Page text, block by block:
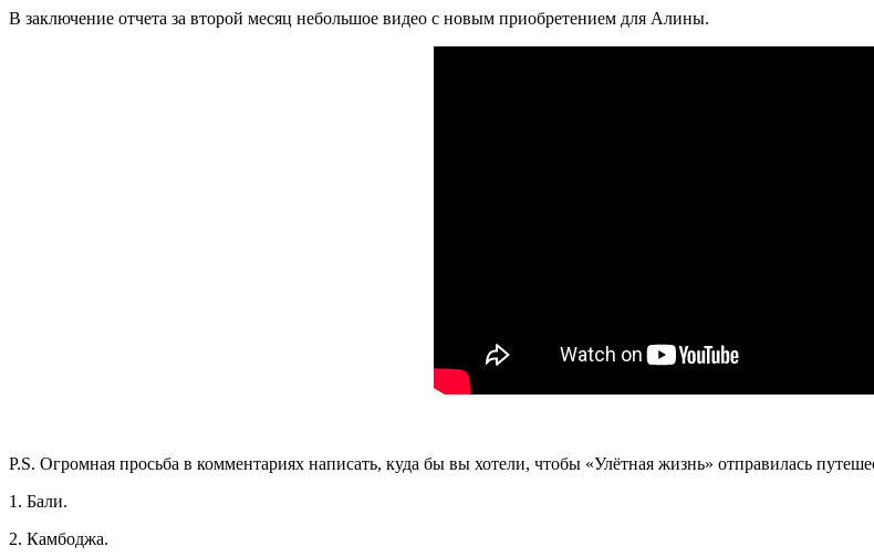
В заключение отчета за второй месяц небольшое видео с новым приобретением для Алины.
P.S. Огромная просьба в комментариях написать, куда бы вы хотели, чтобы «Улётная жизнь» отправилась
1. Бали.
2. Камбоджа.